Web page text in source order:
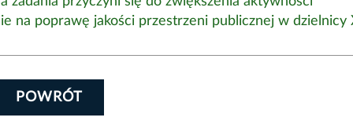
na poprawę jakości przestrzeni publicznej w dzielnicy
POWRÓT